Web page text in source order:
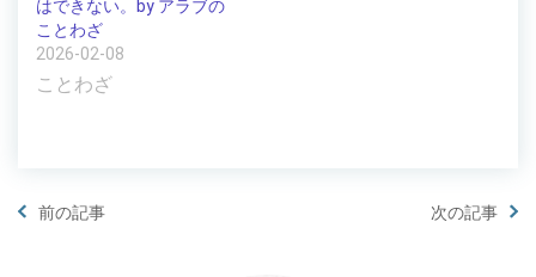
はできない。by アラブの
ことわざ
2026-02-08
ことわざ
前の記事 次の記事